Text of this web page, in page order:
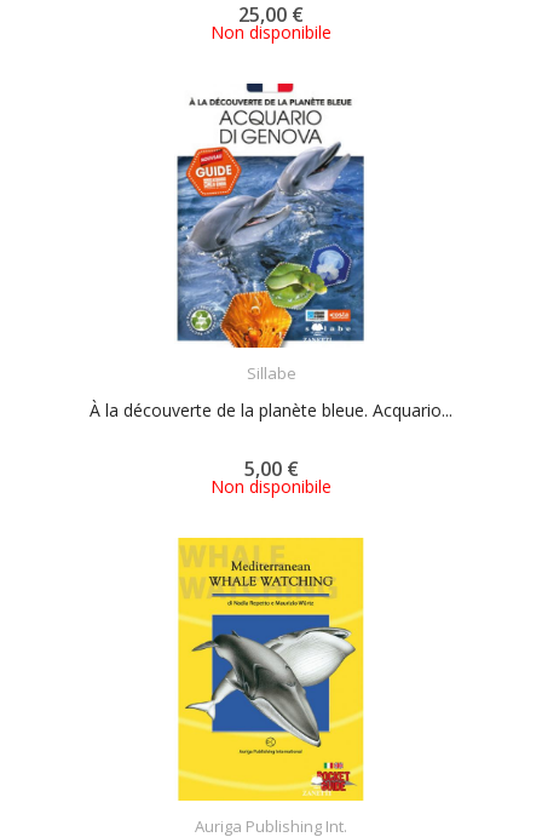
25,00 €
Non disponibile
Sillabe
À la découverte de la planète bleue. Acquario...
5,00 €
Non disponibile
Auriga Publishing Int.